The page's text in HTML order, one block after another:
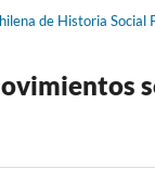
de Historia Social